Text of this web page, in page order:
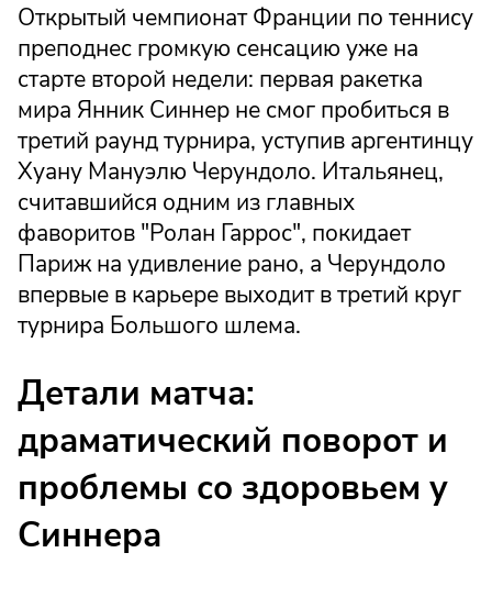
Открытый чемпионат Франции по теннису
преподнес громкую сенсацию уже на
старте второй недели: первая ракетка
мира Янник Синнер не смог пробиться в
третий раунд турнира, уступив аргентинцу
Хуану Мануэлю Черундоло. Итальянец,
считавшийся одним из главных
фаворитов "Ролан Гаррос", покидает
Париж на удивление рано, а Черундоло
впервые в карьере выходит в третий круг
турнира Большого шлема.
Детали матча:
драматический поворот и
проблемы со здоровьем у
Синнера